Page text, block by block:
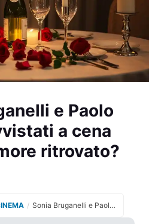
e Paolo
a cena
ritrovato?
/ Sonia Bruganelli e Paolo Bonolis avvistati a cena insieme: amore ritrovato?